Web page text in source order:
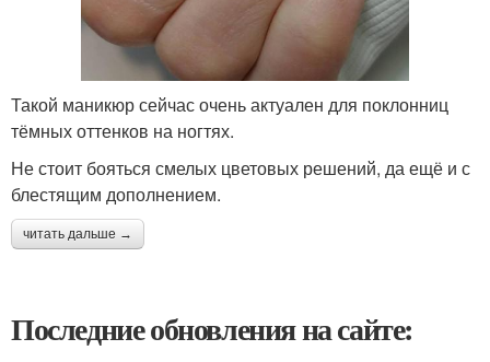
Такой маникюр сейчас очень актуален для поклонниц
тёмных оттенков на ногтях.
Не стоит бояться смелых цветовых решений, да ещё и с
блестящим дополнением.
читать дальше →
Последние обновления на сайте: